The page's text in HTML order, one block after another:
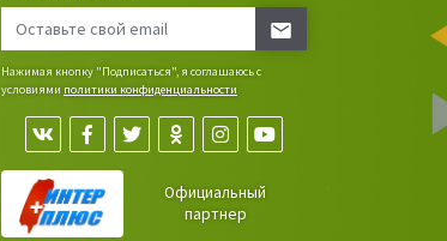
Нажимая кнопку "Подписаться", я соглашаюсь с
условиями политики конфиденциальности
Официальный
партнер